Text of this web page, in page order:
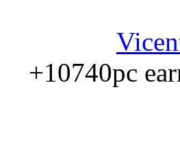
+10740pc